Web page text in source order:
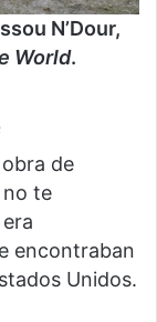
N’Dour,
World.
de
no te
encontraban
Unidos.